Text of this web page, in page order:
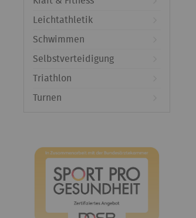
Leichtathletik
Schwimmen
Selbstverteidigung
Triathlon
Turnen